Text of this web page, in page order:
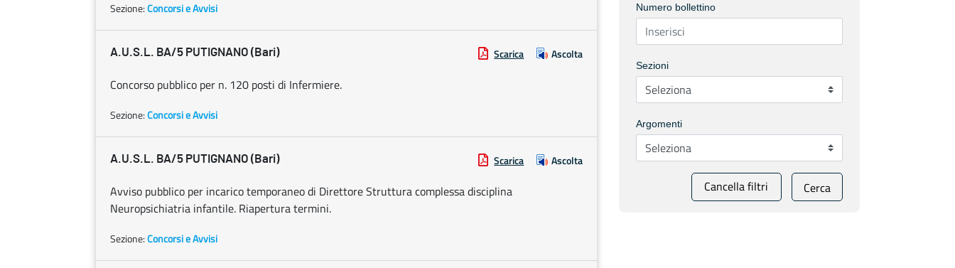
Sezione:Concorsi e Avvisi
A.U.S.L. BA/5 PUTIGNANO (Bari) Scarica Ascolta
Concorso pubblico per n. 120 posti di Infermiere.
Sezione:Concorsi e Avvisi
A.U.S.L. BA/5 PUTIGNANO (Bari) Scarica Ascolta
Avviso pubblico per incarico temporaneo di Direttore Struttura complessa disciplina
Neuropsichiatria infantile. Riapertura termini.
Sezione:Concorsi e Avvisi
Numero bollettino
Sezioni
Argomenti
Cancella filtri Cerca